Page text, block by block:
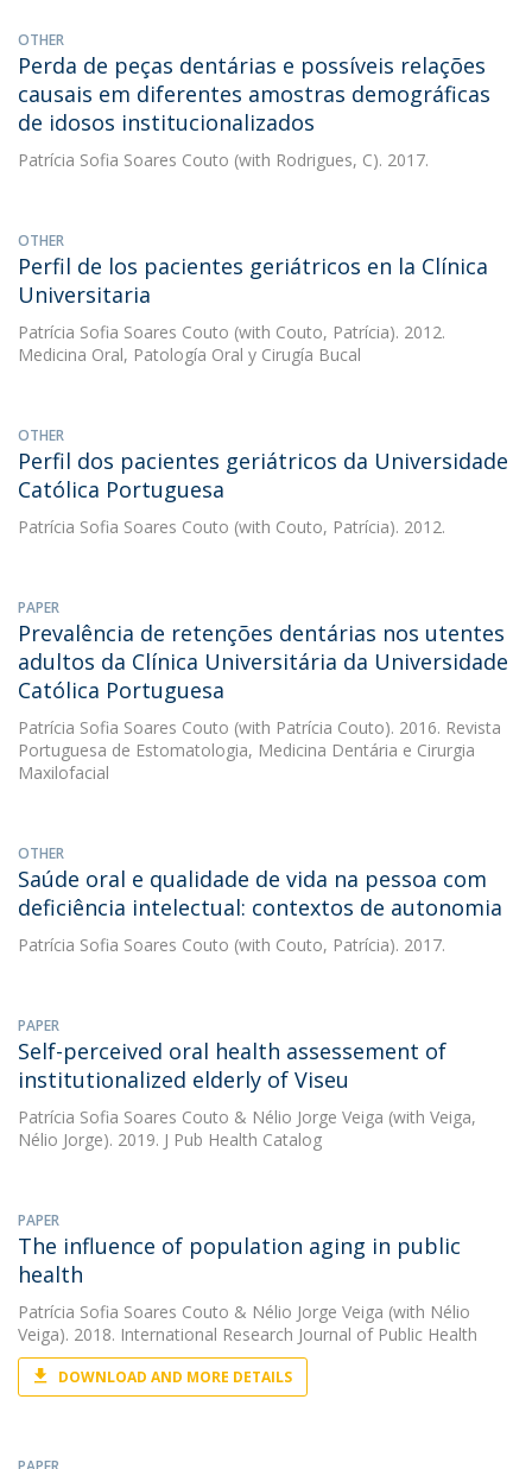
OTHER
Perda de peças dentárias e possíveis relações
causais em diferentes amostras demográficas
de idosos institucionalizados
Patrícia Sofia Soares Couto (with Rodrigues, C). 2017.
OTHER
Perfil de los pacientes geriátricos en la Clínica
Universitaria
Patrícia Sofia Soares Couto (with Couto, Patrícia). 2012.
Medicina Oral, Patología Oral y Cirugía Bucal
OTHER
Perfil dos pacientes geriátricos da Universidade
Católica Portuguesa
Patrícia Sofia Soares Couto (with Couto, Patrícia). 2012.
PAPER
Prevalência de retenções dentárias nos utentes
adultos da Clínica Universitária da Universidade
Católica Portuguesa
Patrícia Sofia Soares Couto (with Patrícia Couto). 2016. Revista
Portuguesa de Estomatologia, Medicina Dentária e Cirurgia
Maxilofacial
OTHER
Saúde oral e qualidade de vida na pessoa com
deficiência intelectual: contextos de autonomia
Patrícia Sofia Soares Couto (with Couto, Patrícia). 2017.
PAPER
Self-perceived oral health assessement of
institutionalized elderly of Viseu
Patrícia Sofia Soares Couto & Nélio Jorge Veiga (with Veiga,
Nélio Jorge). 2019. J Pub Health Catalog
PAPER
The influence of population aging in public
health
Patrícia Sofia Soares Couto & Nélio Jorge Veiga (with Nélio
Veiga). 2018. International Research Journal of Public Health
DOWNLOAD AND MORE DETAILS